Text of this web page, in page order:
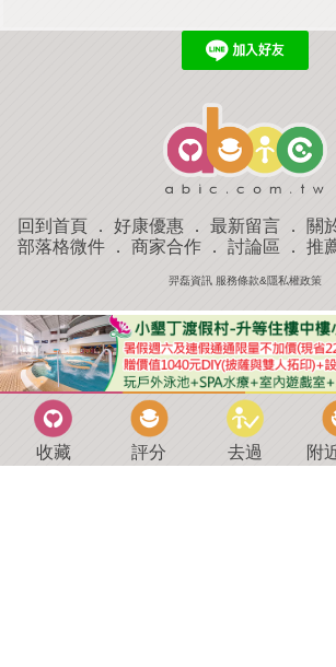
回到首頁 ． 好康優惠 ． 最新留言 ． 關
部落格微件． 商家合作． 討論區 ． 推
羿磊資訊 服務條款&隱私權政策
收藏 評分 去過 附